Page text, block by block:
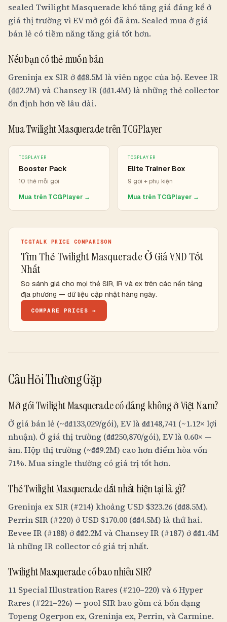
sealed Twilight Masquerade khó tăng giá đáng kể ở
giá thị trường vì EV mở gói đã âm. Sealed mua ở giá
bán lẻ có tiềm năng tăng giá tốt hơn.
Nếu bạn có thẻ muốn bán
Greninja ex SIR ở₫₫8.5Mlà viên ngọc của bộ. Eevee IR
(₫₫2.2M) và Chansey IR (₫₫1.4M) là những thẻ collector
ổn định hơn về lâu dài.
Mua Twilight Masquerade trên TCGPlayer
TCGPLAYER
Booster Pack
10 thẻ mỗi gói
Mua trên TCGPlayer →
TCGPLAYER
Elite Trainer Box
9 gói + phụ kiện
Mua trên TCGPlayer →
TCGTALK PRICE COMPARISON
Tìm Thẻ Twilight Masquerade Ở Giá VND Tốt
Nhất
So sánh giá cho mọi thẻ SIR, IR và ex trên các nền tảng
địa phương — dữ liệu cập nhật hàng ngày.
COMPARE PRICES →
Câu Hỏi Thường Gặp
Mở gói Twilight Masquerade có đáng không ở Việt Nam?
Ở giá bán lẻ (~₫₫133,029/gói), EV là₫₫148,741 (~1.12× lợi
nhuận). Ở giá thị trường (₫₫250,870/gói), EV là 0.60× —
âm. Hộp thị trường (~₫₫9.2M) cao hơn điểm hòa vốn
71%. Mua single thường có giá trị tốt hơn.
Thẻ Twilight Masquerade đắt nhất hiện tại là gì?
Greninja ex SIR (#214) khoảng USD $323.26 (₫₫8.5M).
Perrin SIR (#220) ở USD $170.00 (₫₫4.5M) là thứ hai.
Eevee IR (#188) ở₫₫2.2Mvà Chansey IR (#187) ở₫₫1.4M
là những IR collector có giá trị nhất.
Twilight Masquerade có bao nhiêu SIR?
11 Special Illustration Rares (#210–220) và 6 Hyper
Rares (#221–226) — pool SIR bao gồm cả bốn dạng
Topeng Ogerpon ex, Greninja ex, Perrin, và Carmine.